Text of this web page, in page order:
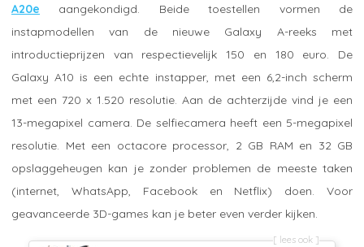
A20e aangekondigd. Beide toestellen vormen de
instapmodellen van de nieuwe Galaxy A-reeks met
introductieprijzen van respectievelijk 150 en 180 euro. De
Galaxy A10 is een echte instapper, met een 6,2-inch scherm
met een 720 x 1.520 resolutie. Aan de achterzijde vind je een
13-megapixel camera. De selfiecamera heeft een 5-megapixel
resolutie. Met een octacore processor, 2 GB RAM en 32 GB
opslaggeheugen kan je zonder problemen de meeste taken
(internet, WhatsApp, Facebook en Netflix) doen. Voor
geavanceerde 3D-games kan je beter even verder kijken.
lees ook